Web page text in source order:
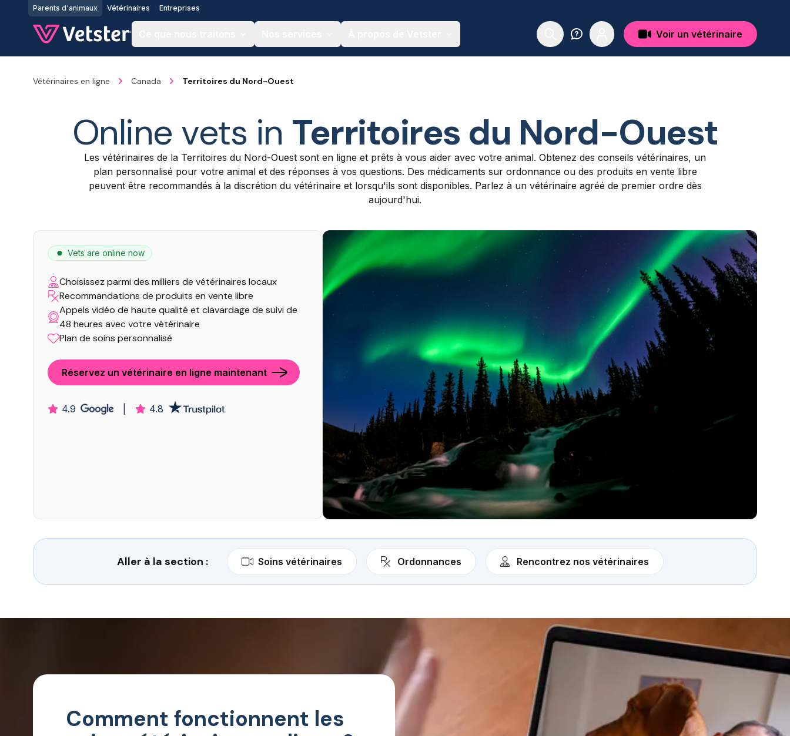
Jump to main content
Parents d'animaux Vétérinaires Entreprises
Voir un vétérinaire
Vétérinaires en ligne Canada Territoires du Nord-Ouest
Online vets in Territoires du Nord-Ouest
Les vétérinaires de la Territoires du Nord-Ouest sont en ligne et prêts à vous aider avec votre animal. Obtenez des conseils vétérinaires, un
plan personnalisé pour votre animal et des réponses à vos questions. Des médicaments sur ordonnance ou des produits en vente libre
peuvent être recommandés à la discrétion du vétérinaire et lorsqu'ils sont disponibles. Parlez à un vétérinaire agréé de premier ordre dès
aujourd'hui.
Vets are online now
Choisissez parmi des milliers de vétérinaires locaux
Recommandations de produits en vente libre
Appels vidéo de haute qualité et clavardage de suivi de
48 heures avec votre vétérinaire
Plan de soins personnalisé
Réservez un vétérinaire en ligne maintenant
4.9 4.8
Aller à la section : Soins vétérinaires Ordonnances Rencontrez nos vétérinaires
Comment fonctionnent les